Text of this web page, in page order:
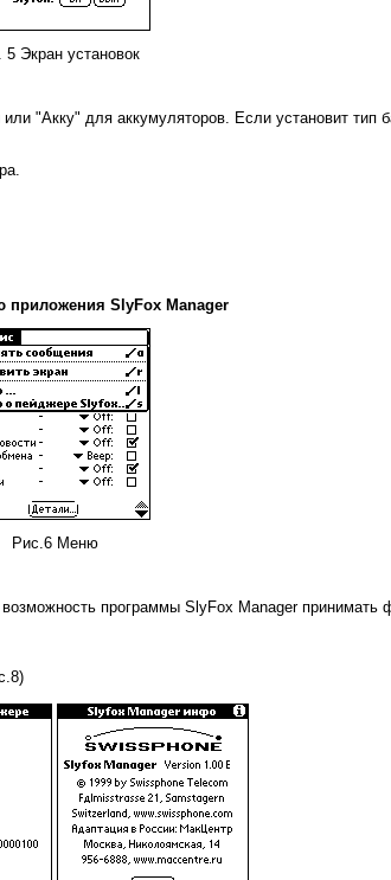
5 Экран установок
"Акку" для аккумуляторов. Если установит тип
SlyFox Manager
Рис.6 Меню
программы SlyFox Manager принимать